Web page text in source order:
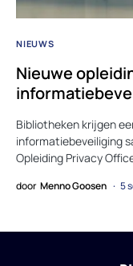
NIEUWS
Nieuwe
Bibliotheken krijgen
informatiebeveiliging
Opleiding Privacy
door Menno Goosen 5